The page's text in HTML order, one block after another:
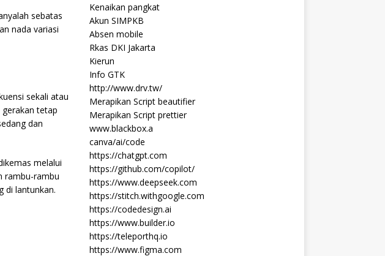
sebatas
nada variasi
sekali atau
tetap
dan
melalui
rambu-rambu
di lantunkan.
Kenaikan pangkat
Akun SIMPKB
Absen mobile
Rkas DKI Jakarta
Kierun
Info GTK
http://www.drv.tw/
Merapikan Script beautifier
Merapikan Script prettier
www.blackbox.a
canva/ai/code
https://chatgpt.com
https://github.com/copilot/
https://www.deepseek.com
https://stitch.withgoogle.com
https://codedesign.ai
https://www.builder.io
https://teleporthq.io
https://www.figma.com